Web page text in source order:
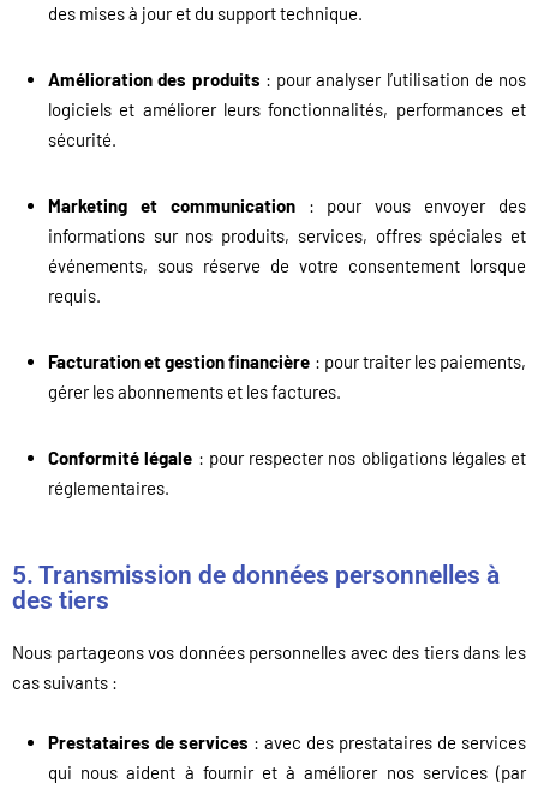
des mises à jour et du support technique.
Amélioration des produits : pour analyser l’utilisation de nos
logiciels et améliorer leurs fonctionnalités, performances et
sécurité.
Marketing et communication: pour vous envoyer des
informations sur nos produits, services, offres spéciales et
événements, sous réserve de votre consentement lorsque
requis.
Facturation et gestion financière : pour traiter les paiements,
gérer les abonnements et les factures.
Conformité légale : pour respecter nos obligations légales et
réglementaires.
5. Transmission de données personnelles à
des tiers
Nous partageons vos données personnelles avec des tiers dans les
cas suivants :
Prestataires de services : avec des prestataires de services
qui nous aident à fournir et à améliorer nos services (par